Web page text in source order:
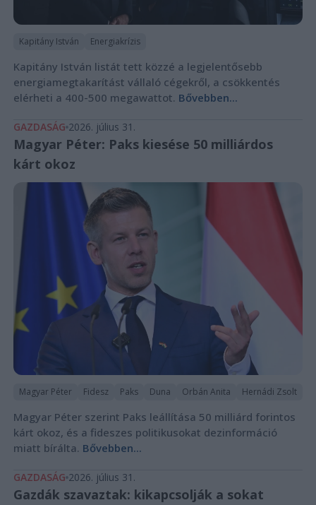
Kapitány István Energiakrízis
Kapitány István listát tett közzé a legjelentősebb
energiamegtakarítást vállaló cégekről, a csökkentés
elérheti a 400-500 megawattot. Bővebben...
GAZDASÁG 2026. július 31.
Magyar Péter: Paks kiesése 50 milliárdos
kárt okoz
Magyar Péter Fidesz Paks Duna Orbán Anita Hernádi Zsolt
Magyar Péter szerint Paks leállítása 50 milliárd forintos
kárt okoz, és a fideszes politikusokat dezinformáció
miatt bírálta. Bővebben...
GAZDASÁG 2026. július 31.
Gazdák szavaztak: kikapcsolják a sokat